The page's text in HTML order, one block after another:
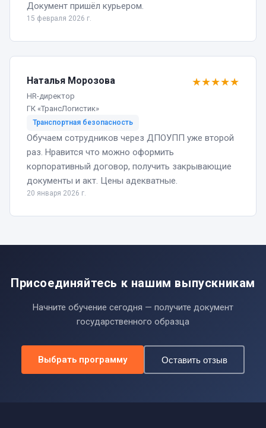
Документ пришёл курьером.
15 февраля 2026 г.
Наталья Морозова
HR-директор
ГК «ТрансЛогистик»
★★★★★
Транспортная безопасность
Обучаем сотрудников через ДПОУПП уже второй
раз. Нравится что можно оформить
корпоративный договор, получить закрывающие
документы и акт. Цены адекватные.
20 января 2026 г.
Присоединяйтесь к нашим выпускникам
Начните обучение сегодня — получите документ
государственного образца
Выбрать программу Оставить отзыв